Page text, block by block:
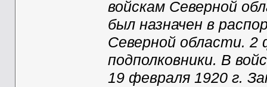
войскам Северной
был назначен в
Северной области. 2
подполковники. В
19 февраля 1920 г.